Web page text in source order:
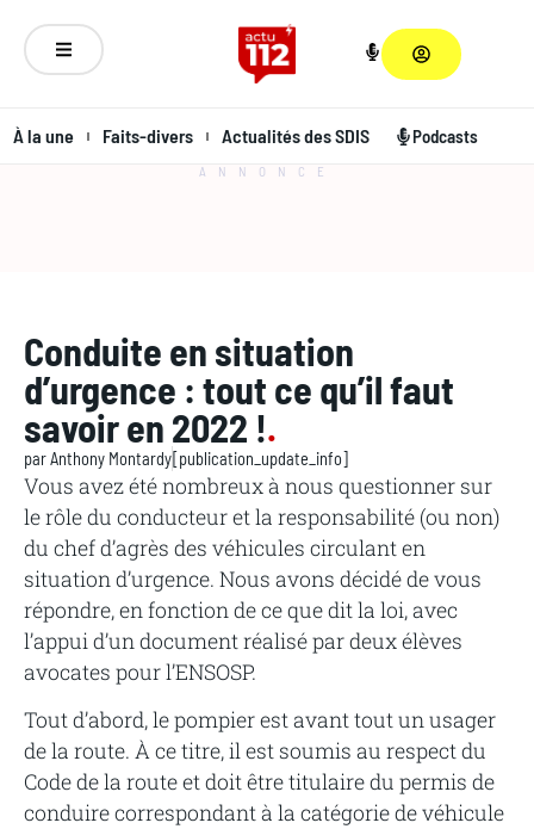
À la une Faits-divers Actualités des SDIS Podcasts
ANNONCE
Conduite en situation
d’urgence : tout ce qu’il faut
savoir en 2022 !.
parAnthony Montardy[publication_update_info]
Vous avez été nombreux à nous questionner sur
le rôle du conducteur et la responsabilité (ou non)
du chef d’agrès des véhicules circulant en
situation d’urgence. Nous avons décidé de vous
répondre, en fonction de ce que dit la loi, avec
l’appui d’un document réalisé par deux élèves
avocates pour l’ENSOSP.
Tout d’abord, le pompier est avant tout un usager
de la route. À ce titre, il est soumis au respect du
Code de la route et doit être titulaire du permis de
conduire correspondant à la catégorie de véhicule